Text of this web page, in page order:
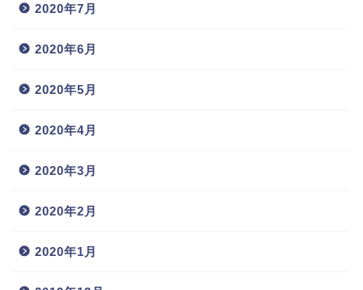
2020年7月
2020年6月
2020年5月
2020年4月
2020年3月
2020年2月
2020年1月